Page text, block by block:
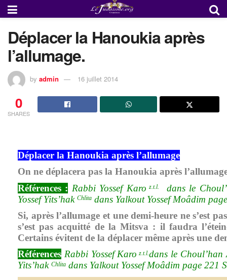
Déplacer la Hanoukia après
l’allumage.
by admin 16 juillet 2014
0
SHARES
Déplacer la Hanoukia après l’allumage
On ne déplacera pas la Hanoukia après
Références : Rabbi Yossef Karo z.t.l.
dans le
Yossef Yits’hak Chlita dans Yalkout Yossef Moâdim
Si, après l’allumage et une demi-heure ne s’est
s’est pas acquitté de la Mitsva : il faudra
Certains évitent de la déplacer même après une
Références Rabbi Yossef Karo z.t.l.dans le
Yits’hak Chlita dans Yalkout Yossef Moâdim page 221